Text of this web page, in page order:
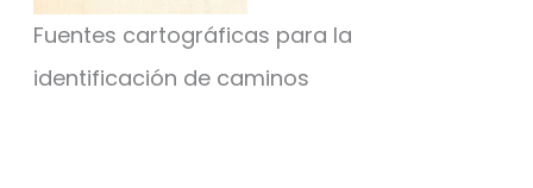
Fuentes cartográficas para la
identificación de caminos